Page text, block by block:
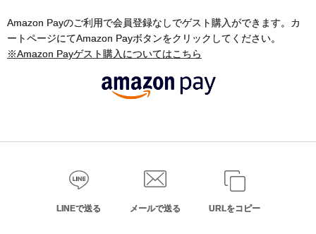
Amazon Payのご利用で会員登録なしでゲスト購入ができます。カ
ートページにてAmazon Payボタンをクリックしてください。
※Amazon Payゲスト購入についてはこちら
LINEで送る メールで送る URLをコピー